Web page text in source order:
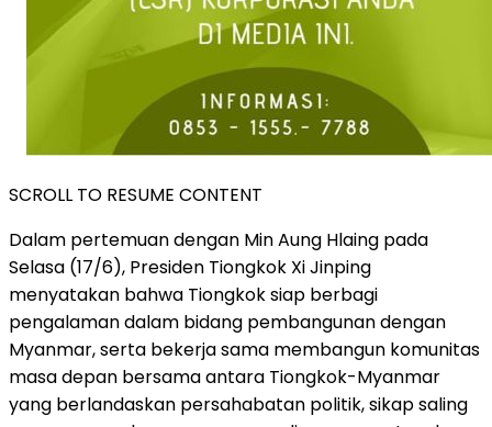
SCROLL TO RESUME CONTENT
Dalam pertemuan dengan Min Aung Hlaing pada
Selasa (17/6), Presiden Tiongkok Xi Jinping
menyatakan bahwa Tiongkok siap berbagi
pengalaman dalam bidang pembangunan dengan
Myanmar, serta bekerja sama membangun komunitas
masa depan bersama antara Tiongkok-Myanmar
yang berlandaskan persahabatan politik, sikap saling